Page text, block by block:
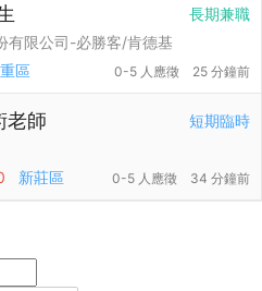
長期兼職
有限公司-必勝客/肯德基
區 0-5 人應徵 25 分鐘前
短期臨時
老師
新莊區 0-5 人應徵 34 分鐘前